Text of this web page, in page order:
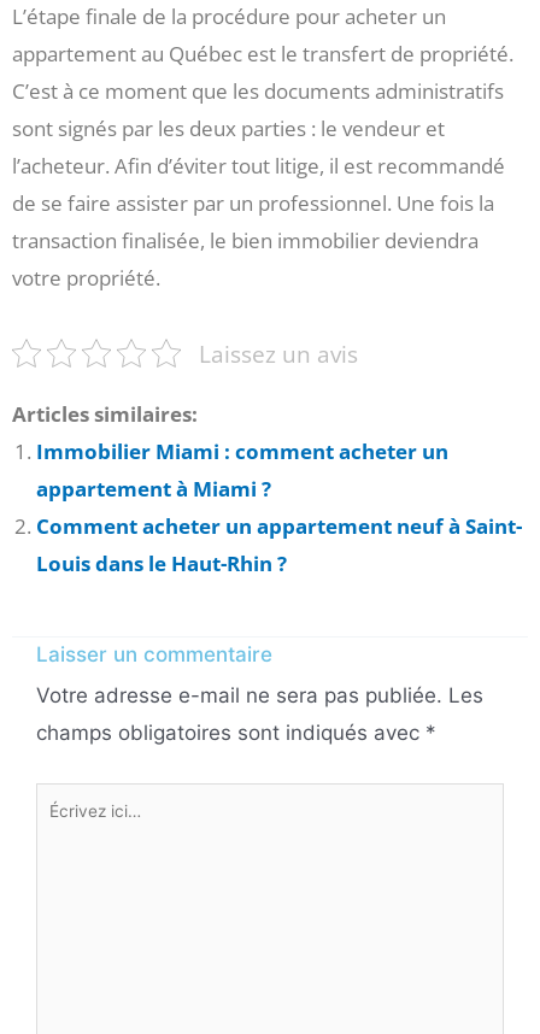
L’étape finale de la procédure pour acheter un
appartement au Québec est le transfert de propriété.
C’est à ce moment que les documents administratifs
sont signés par les deux parties : le vendeur et
l’acheteur. Afin d’éviter tout litige, il est recommandé
de se faire assister par un professionnel. Une fois la
transaction finalisée, le bien immobilier deviendra
votre propriété.
Laissez un avis
Articles similaires:
Immobilier Miami : comment acheter un
appartement à Miami ?
Comment acheter un appartement neuf à Saint-
Louis dans le Haut-Rhin ?
Laisser un commentaire
Votre adresse e-mail ne sera pas publiée. Les
champs obligatoires sont indiqués avec *
Écrivez